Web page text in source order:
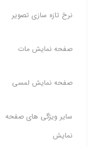
نرخ تازه سازی تصویر
صفحه نمایش مات
صفحه نمایش لمسی
سایر ویژگی های صفحه
نمایش